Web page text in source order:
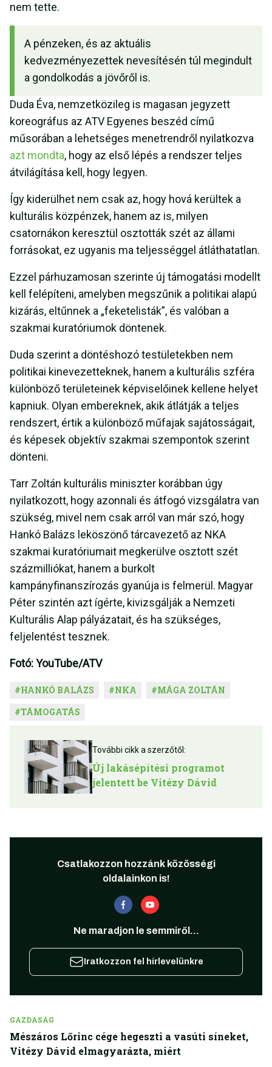
nem tette.
A pénzeken, és az aktuális
kedvezményezettek nevesítésén túl megindult
a gondolkodás a jövőről is.
Duda Éva, nemzetközileg is magasan jegyzett
koreográfus az ATV Egyenes beszéd című
műsorában a lehetséges menetrendről nyilatkozva
azt mondta, hogy az első lépés a rendszer teljes
átvilágítása kell, hogy legyen.
Így kiderülhet nem csak az, hogy hová kerültek a
kulturális közpénzek, hanem az is, milyen
csatornákon keresztül osztották szét az állami
forrásokat, ez ugyanis ma teljességgel átláthatatlan.
Ezzel párhuzamosan szerinte új támogatási modellt
kell felépíteni, amelyben megszűnik a politikai alapú
kizárás, eltűnnek a „feketelisták”, és valóban a
szakmai kuratóriumok döntenek.
Duda szerint a döntéshozó testületekben nem
politikai kinevezetteknek, hanem a kulturális szféra
különböző területeinek képviselőinek kellene helyet
kapniuk. Olyan embereknek, akik átlátják a teljes
rendszert, értik a különböző műfajak sajátosságait,
és képesek objektív szakmai szempontok szerint
dönteni.
Tarr Zoltán kulturális miniszter korábban úgy
nyilatkozott, hogy azonnali és átfogó vizsgálatra van
szükség, mivel nem csak arról van már szó, hogy
Hankó Balázs leköszönő tárcavezető az NKA
szakmai kuratóriumait megkerülve osztott szét
százmilliókat, hanem a burkolt
kampányfinanszírozás gyanúja is felmerül. Magyar
Péter szintén azt ígérte, kivizsgálják a Nemzeti
Kulturális Alap pályázatait, és ha szükséges,
feljelentést tesznek.
Fotó: YouTube/ATV
#HANKÓ BALÁZS #NKA #MÁGA ZOLTÁN
#TÁMOGATÁS
További cikk a szerzőtől:
Új lakásépítési programot
jelentett be Vitézy Dávid
Csatlakozzon hozzánk közösségi
oldalainkon is!
Ne maradjon le semmiről...
Iratkozzon fel hírlevelünkre
GAZDASÁG
Mészáros Lőrinc cége hegeszti a vasúti síneket,
Vitézy Dávid elmagyarázta, miért